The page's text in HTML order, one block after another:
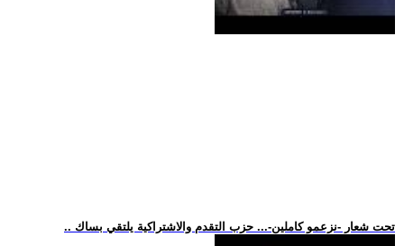
.. تحت شعار -نزعمو كاملين-... حزب التقدم والاشتراكية يلتقي بساك